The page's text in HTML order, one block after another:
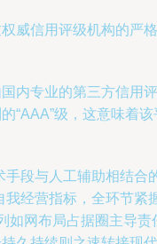
信用评级机构的严
内专业的第三方信用
级，这意味着
段与人工辅助相结合
经营指标，全环节紧
网布局占据圈主导